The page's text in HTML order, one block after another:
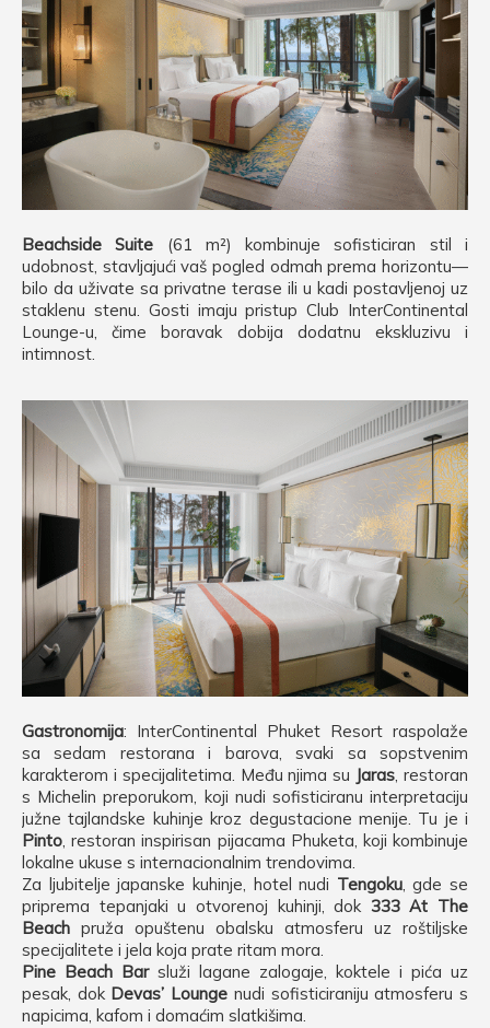
Beachside Suite (61 m²) kombinuje sofisticiran stil i
udobnost, stavljajući vaš pogled odmah prema horizontu—
bilo da uživate sa privatne terase ili u kadi postavljenoj uz
staklenu stenu. Gosti imaju pristup Club InterContinental
Lounge-u, čime boravak dobija dodatnu ekskluzivu i
intimnost.
Gastronomija: InterContinental Phuket Resort raspolaže
sa sedam restorana i barova, svaki sa sopstvenim
karakterom i specijalitetima. Među njima su Jaras, restoran
s Michelin preporukom, koji nudi sofisticiranu interpretaciju
južne tajlandske kuhinje kroz degustacione menije. Tu je i
Pinto, restoran inspirisan pijacama Phuketa, koji kombinuje
lokalne ukuse s internacionalnim trendovima.
Za ljubitelje japanske kuhinje, hotel nudi Tengoku, gde se
priprema tepanjaki u otvorenoj kuhinji, dok 333 At The
Beach pruža opuštenu obalsku atmosferu uz roštiljske
specijalitete i jela koja prate ritam mora.
Pine Beach Barsluži lagane zalogaje, koktele i pića uz
pesak, dok Devas’ Lounge nudi sofisticiraniju atmosferu s
napicima, kafom i domaćim slatkišima.